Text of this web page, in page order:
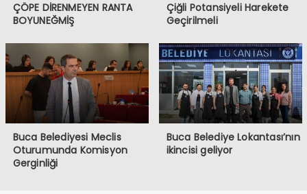
ÇÖPE DİRENMEYEN RANTA
BOYUNEĞMİŞ
Çiğli Potansiyeli Harekete
Geçirilmeli
Buca Belediyesi Meclis
Oturumunda Komisyon
Gerginliği
Buca Belediye Lokantası’nın
ikincisi geliyor